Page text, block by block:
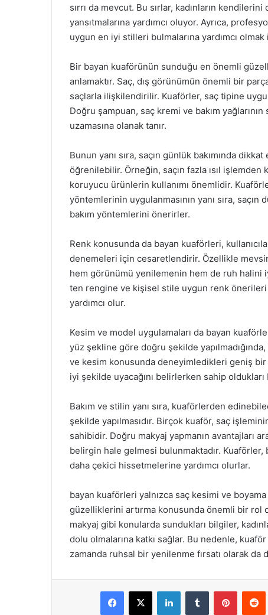
sırrı da mevcut. Bu sırlar, kadınların
yansıtmalarına yardımcı oluyor. Ayrıca,
uygun en iyi stilleri bulmalarına yardımcı
Bir bayan kuaförünün sunduğu en önemli
anlamaktır. Saç, dış görünümün önemli bir
saçlarla ilişkilendirilir. Kuaförler, saç tipine
Doğru şampuan, saç kremi ve bakım
uzamasına olanak tanır.
Bunun yanı sıra, saçın günlük bakımında
öğrenilebilir. Örneğin, saçın fazla ısıl işlemden
koruyucu ürünlerin kullanımı önemlidir.
yöntemlerinin uygulanmasının yanı sıra,
bakım yöntemlerini önerirler.
Renk konusunda da bayan kuaförleri,
denemeleri için cesaretlendirir. Özellikle
hem görünümü yenilemenin hem de ruh
ten rengine ve kişisel stile uygun renk önerileri
yardımcı olur.
Kesim ve model uygulamaları da bayan
yüz şekline göre doğru şekilde
ve kesim konusunda deneyimledikleri geniş
iyi şekilde uyacağını belirlerken sahip
Bakım ve stilin yanı sıra, kuaförlerden
şekilde yapılmasıdır. Birçok kuaför, saç
sahibidir. Doğru makyaj yapmanın avantajları
belirgin hale gelmesi bulunmaktadır.
daha çekici hissetmelerine yardımcı olurlar.
bayan kuaförleri yalnızca saç kesimi ve
güzelliklerini artırma konusunda önemli bir rol
makyaj gibi konularda sundukları bilgiler,
dolu olmalarına katkı sağlar. Bu nedenle,
zamanda ruhsal bir yenilenme fırsatı olarak
Facebook
X LinkedInTumblr Pinterest